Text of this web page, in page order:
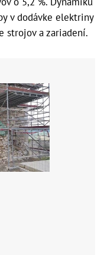
v dodávke elektriny
strojov a zariadení.